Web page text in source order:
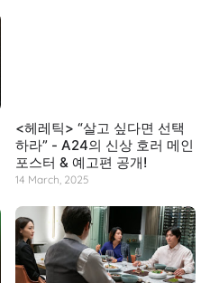
<헤레틱> “살고 싶다면 선택
하라” - A24의 신상 호러 메인
포스터 & 예고편 공개!
14 March, 2025